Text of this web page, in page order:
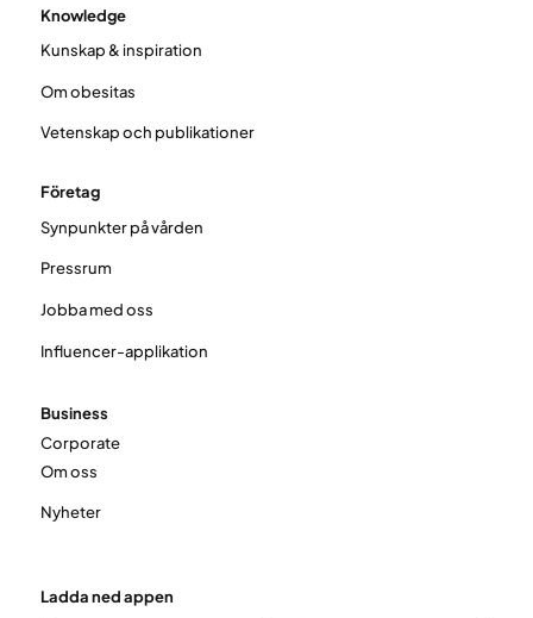
Knowledge
Kunskap & inspiration
Om obesitas
Vetenskap och publikationer
Företag
Synpunkter på vården
Pressrum
Jobba med oss
Influencer-applikation
Business
Corporate
Om oss
Nyheter
Ladda ned appen